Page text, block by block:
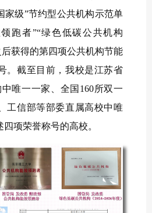
家级”节约型公共机构示范单
跑者”“绿色低碳公共机构
后获得的第四项公共机构节能
。截至目前，我校是江苏省
唯一一家、全国160所双一
工信部等部委直属高校中唯
项荣誉称号的高校。